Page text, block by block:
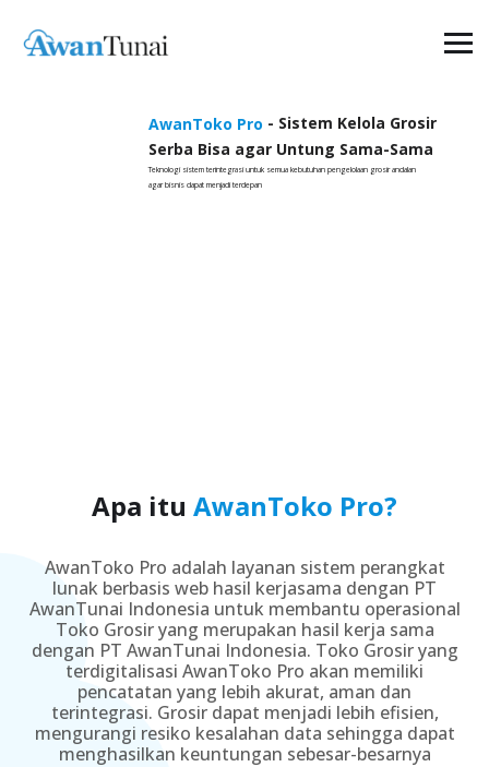
- Sistem Kelola Grosir
AwanToko Pro
Serba Bisa agar Untung Sama-Sama
agar bisnis dapat menjadi terdepan
Teknologi sistem terintegrasi untuk semua kebutuhan pengelolaan grosir andalan
Apa itu AwanToko Pro?
AwanToko Pro adalah layanan sistem perangkat
lunak berbasis web hasil kerjasama dengan PT
AwanTunai Indonesia untuk membantu operasional
Toko Grosir yang merupakan hasil kerja sama
dengan PT AwanTunai Indonesia. Toko Grosir yang
terdigitalisasi AwanToko Pro akan memiliki
pencatatan yang lebih akurat, aman dan
terintegrasi. Grosir dapat menjadi lebih efisien,
mengurangi resiko kesalahan data sehingga dapat
menghasilkan keuntungan sebesar-besarnya